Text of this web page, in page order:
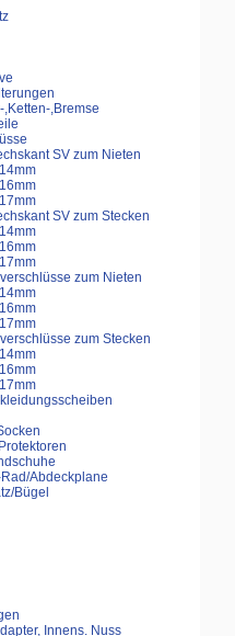
,Bremse
SV zum Nieten
14mm
16mm
17mm
SV zum Stecken
14mm
16mm
17mm
zum Nieten
14mm
16mm
17mm
zum Stecken
14mm
16mm
17mm
Abdeckplane
Bügel
Innens. Nuss